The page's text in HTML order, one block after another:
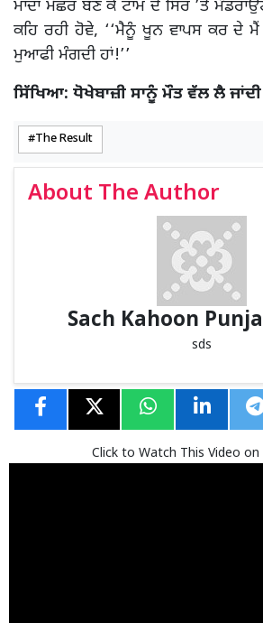
ਮਾਦਾ ਮੱਛਰ ਬਣ ਕੇ ਟਾਮ ਦੇ ਸਿਰ ’ਤੇ
ਕਹਿ ਰਹੀ ਹੋਵੇ, ‘‘ਮੈਨੂੰ ਖੂਨ ਵਾਪਸ ਕਰ ਦੇ
ਮੁਆਫੀ ਮੰਗਦੀ ਹਾਂ!’’
ਸਿੱਖਿਆ: ਧੋਖੇਬਾਜ਼ੀ ਸਾਨੂੰ ਮੌਤ ਵੱਲ ਲੈ
The Result
About The Author
Sach Kahoon
sds
Click to Watch This Video on